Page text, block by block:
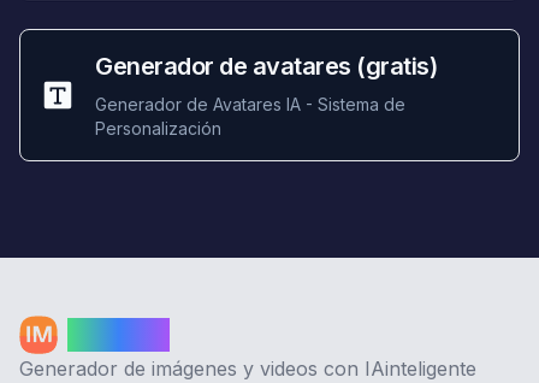
Generador de avatares (gratis)
Generador de Avatares IA - Sistema de
Personalización
Generador de imágenes y videos con IAinteligente